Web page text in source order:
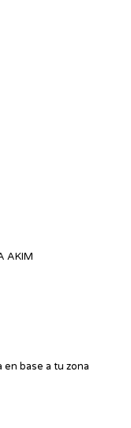
AKIM
base a tu zona